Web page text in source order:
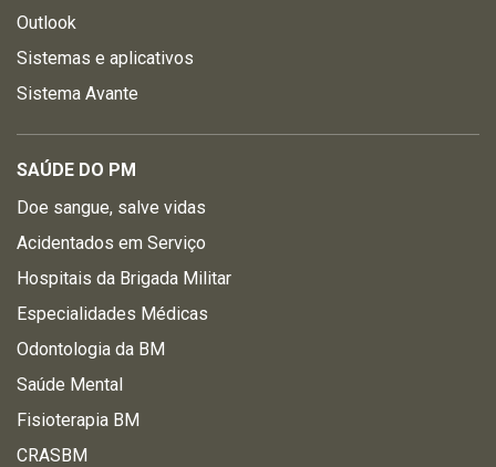
Outlook
Sistemas e aplicativos
Sistema Avante
SAÚDE DO PM
Doe sangue, salve vidas
Acidentados em Serviço
Hospitais da Brigada Militar
Especialidades Médicas
Odontologia da BM
Saúde Mental
Fisioterapia BM
CRASBM